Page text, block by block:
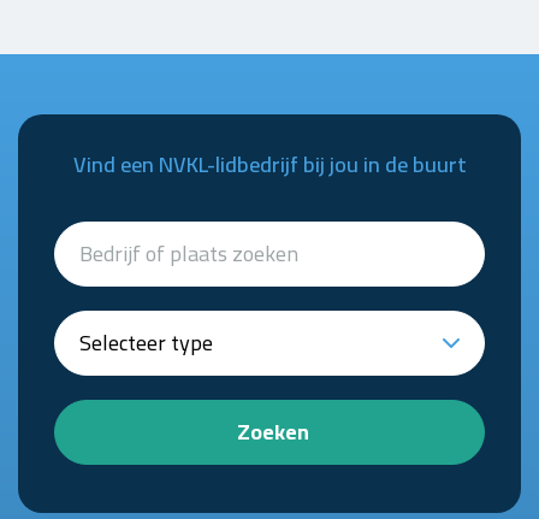
Vind een NVKL-lidbedrijf bij jou in de buurt
Zoeken